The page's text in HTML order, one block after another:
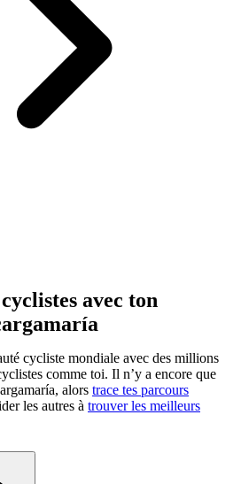
avec ton
cycliste mondiale avec des millions
comme toi. Il n’y a encore que
alors trace tes parcours
les autres à trouver les meilleurs